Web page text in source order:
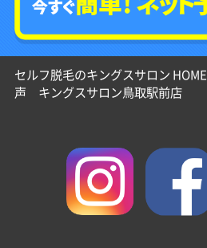
セルフ脱毛のキングスサロン HOME
声 キングスサロン鳥取駅前店